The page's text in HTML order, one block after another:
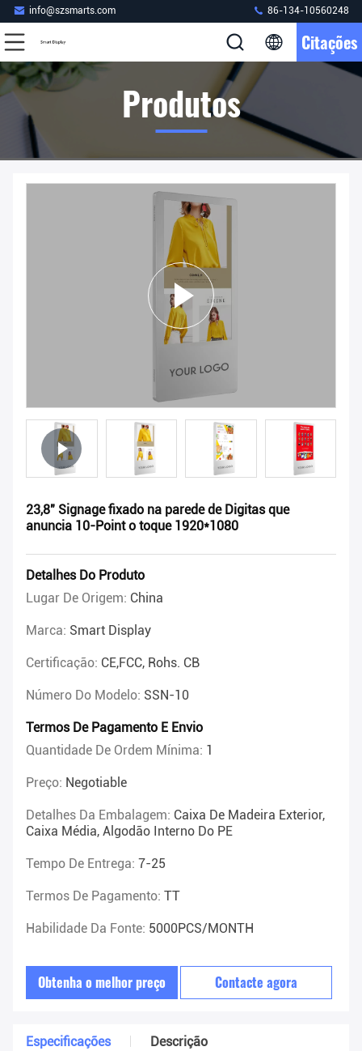
info@szsmarts.com 86-134-10560248
Citações
Produtos
23,8" Signage fixado na parede de Digitas que
anuncia 10-Point o toque 1920*1080
Detalhes Do Produto
Lugar De Origem: China
Marca: Smart Display
Certificação: CE,FCC, Rohs. CB
Número Do Modelo: SSN-10
Termos De Pagamento E Envio
Quantidade De Ordem Mínima: 1
Preço: Negotiable
Detalhes Da Embalagem: Caixa De Madeira Exterior,
Caixa Média, Algodão Interno Do PE
Tempo De Entrega: 7-25
Termos De Pagamento: TT
Habilidade Da Fonte: 5000PCS/MONTH
Obtenha o melhor preço Contacte agora
Especificações Descrição